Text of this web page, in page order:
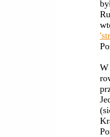
W